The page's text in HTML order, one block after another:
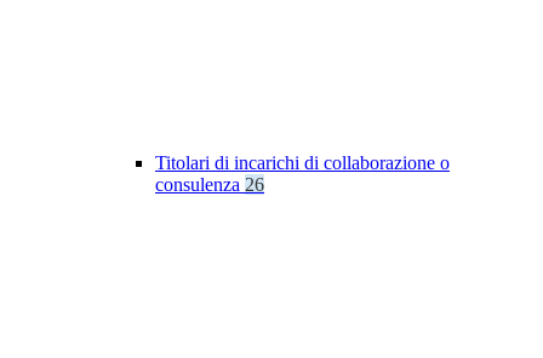
Titolari di incarichi di collaborazione o
consulenza 26